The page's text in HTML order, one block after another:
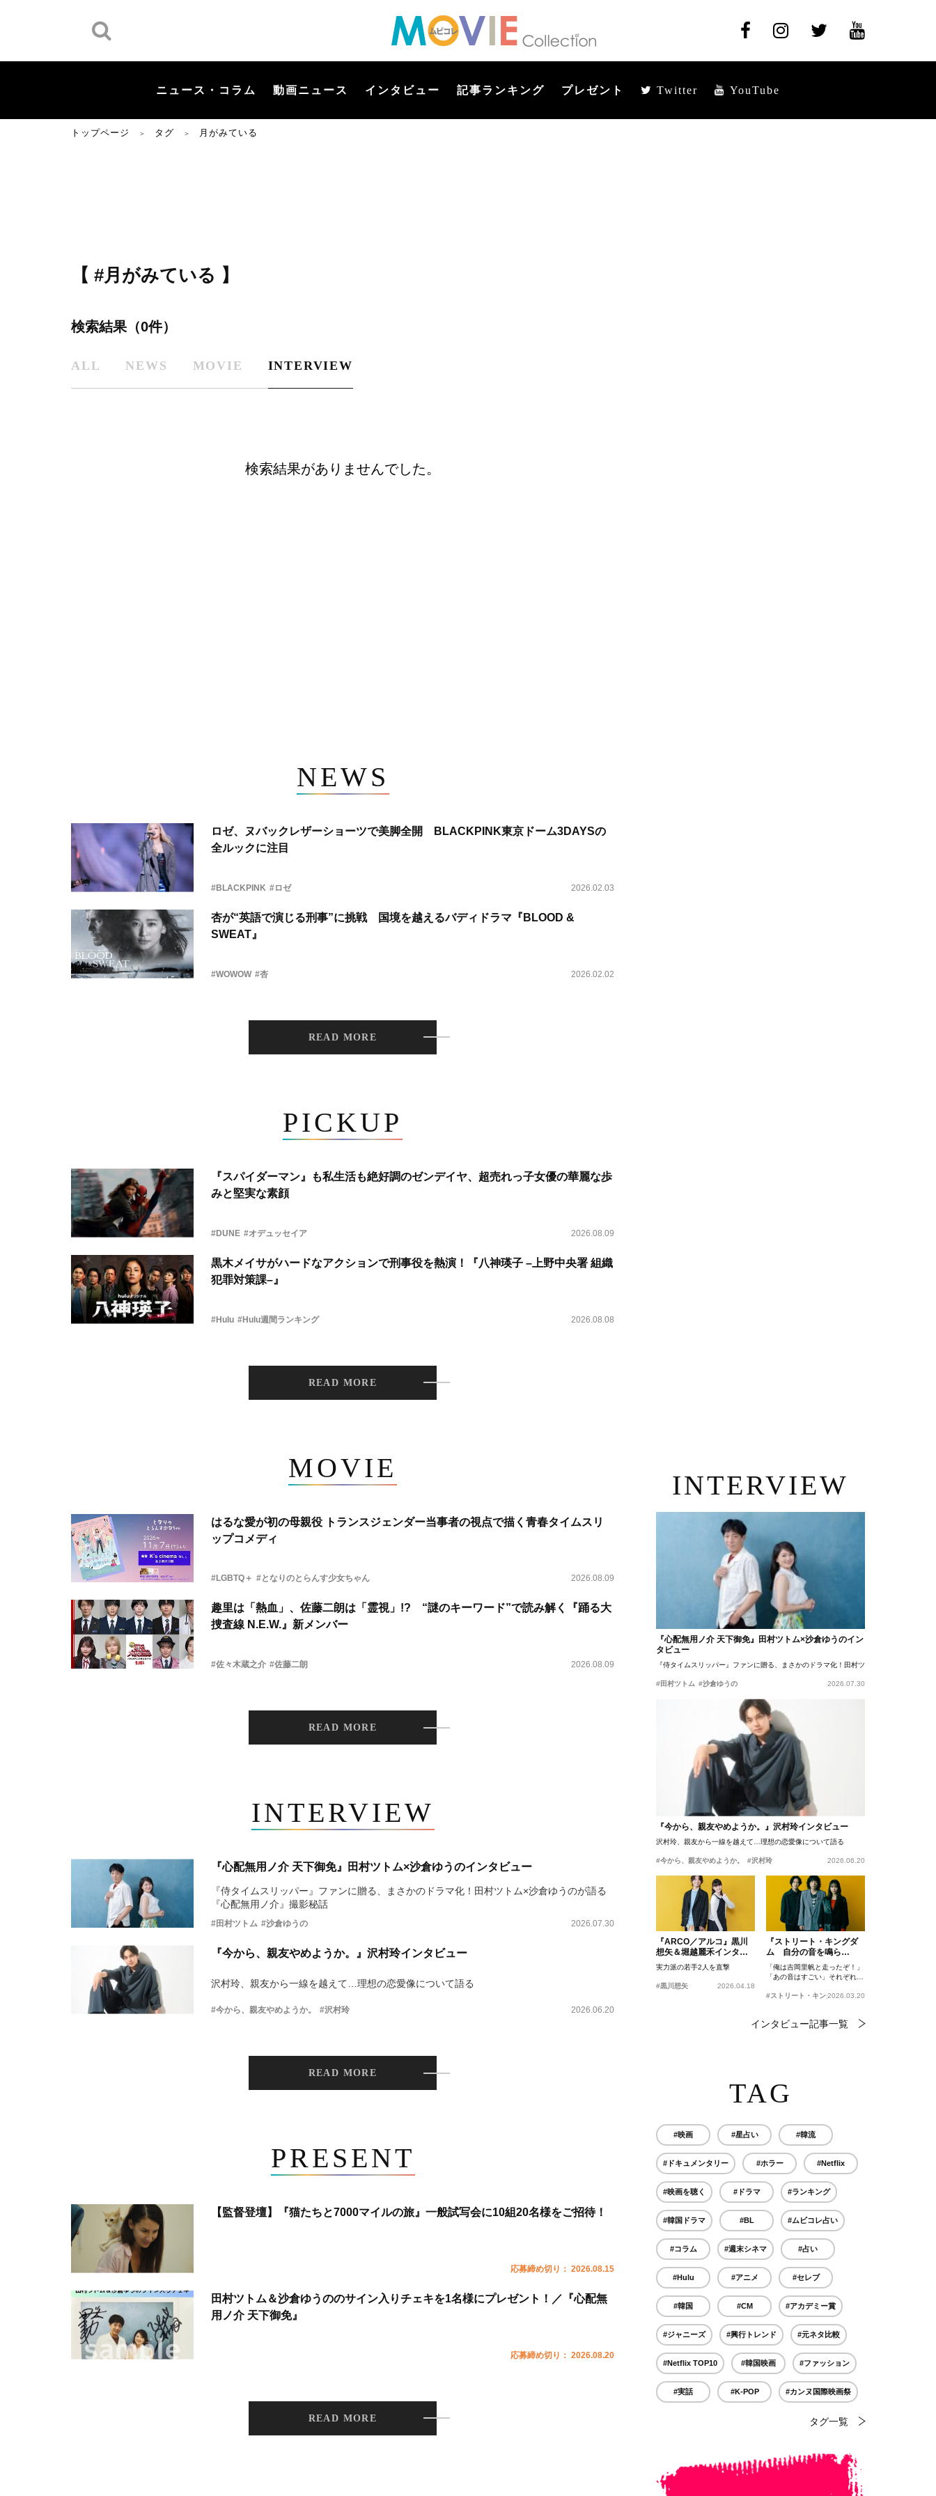
ニュース・コラム 動画ニュース インタビュー 記事ランキング プレゼント Twitter YouTube
トップページ ＞ タグ ＞ 月がみている
【 #月がみている 】
検索結果（0件）
ALL NEWS MOVIE INTERVIEW
検索結果がありませんでした。
NEWS
ロゼ、ヌバックレザーショーツで美脚全開 BLACKPINK東京ドーム3DAYSの
全ルックに注目
#BLACKPINK #ロゼ 2026.02.03
杏が“英語で演じる刑事”に挑戦 国境を越えるバディドラマ『BLOOD &
SWEAT』
#WOWOW #杏 2026.02.02
READ MORE
PICKUP
『スパイダーマン』も私生活も絶好調のゼンデイヤ、超売れっ子女優の華麗な歩
みと堅実な素顔
#DUNE #オデュッセイア 2026.08.09
黒木メイサがハードなアクションで刑事役を熱演！『八神瑛子 –上野中央署 組織
犯罪対策課–』
#Hulu #Hulu週間ランキング 2026.08.08
READ MORE
MOVIE
はるな愛が初の母親役 トランスジェンダー当事者の視点で描く青春タイムスリ
ップコメディ
#LGBTQ＋ #となりのとらんす少女ちゃん 2026.08.09
趣里は「熱血」、佐藤二朗は「霊視」!? “謎のキーワード”で読み解く『踊る大
捜査線 N.E.W.』新メンバー
#佐々木蔵之介 #佐藤二朗 2026.08.09
READ MORE
INTERVIEW
『心配無用ノ介 天下御免』田村ツトム×沙倉ゆうのインタビュー
『侍タイムスリッパー』ファンに贈る、まさかのドラマ化！田村ツトム×沙倉ゆうのが語る
『心配無用ノ介』撮影秘話
#田村ツトム #沙倉ゆうの 2026.07.30
『今から、親友やめようか。』沢村玲インタビュー
沢村玲、親友から一線を越えて…理想の恋愛像について語る
#今から、親友やめようか。 #沢村玲 2026.06.20
READ MORE
PRESENT
【監督登壇】『猫たちと7000マイルの旅』一般試写会に10組20名様をご招待！
応募締め切り： 2026.08.15
田村ツトム＆沙倉ゆうののサイン入りチェキを1名様にプレゼント！／『心配無
用ノ介 天下御免』
応募締め切り： 2026.08.20
READ MORE
INTERVIEW
『心配無用ノ介 天下御免』田村ツトム×沙倉ゆうのイン
タビュー
『侍タイムスリッパー』ファンに贈る、まさかのドラマ化！田村ツトム×沙倉ゆうのが語
#田村ツトム #沙倉ゆうの 2026.07.30
『今から、親友やめようか。』沢村玲インタビュー
沢村玲、親友から一線を越えて…理想の恋愛像について語る
#今から、親友やめようか。 #沢村玲 2026.06.20
『ARCO／アルコ』黒川
想矢＆堀越麗禾インタビ
ュー
実力派の若手2人を直撃
#黒川想矢 2026.04.18
『ストリート・キングダ
ム 自分の音を鳴ら
せ。』峯田和伸、若葉竜
也、吉岡里帆インタビュ
ー
「俺は吉岡里帆と走ったぞ！」
「あの音はすごい」それぞれの
#ストリート・キングダム 自分の音を鳴らせ。
2026.03.20
インタビュー記事一覧
TAG
#映画 #星占い #韓流
#ドキュメンタリー #ホラー #Netflix
#映画を聴く #ドラマ #ランキング
#韓国ドラマ #BL #ムビコレ占い
#コラム #週末シネマ #占い
#Hulu #アニメ #セレブ
#韓国 #CM #アカデミー賞
#ジャニーズ #興行トレンド #元ネタ比較
#Netflix TOP10 #韓国映画 #ファッション
#実話 #K-POP #カンヌ国際映画祭
タグ一覧